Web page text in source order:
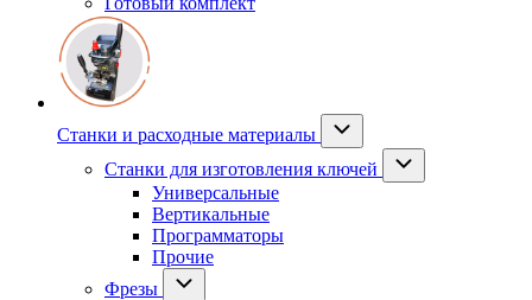
Станки и расходные материалы
Станки для изготовления ключей
Универсальные
Вертикальные
Программаторы
Прочие
Фрезы